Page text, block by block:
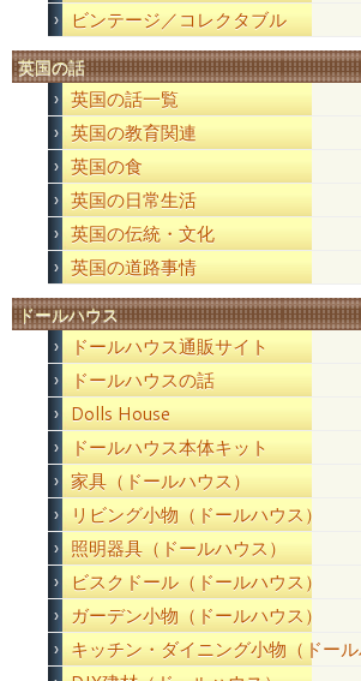
ビンテージ／コレクタブル
英国の話
英国の話一覧
英国の教育関連
英国の食
英国の日常生活
英国の伝統・文化
英国の道路事情
ドールハウス
ドールハウス通販サイト
ドールハウスの話
Dolls House
ドールハウス本体キット
家具（ドールハウス）
リビング小物（ドールハウス）
照明器具（ドールハウス）
ビスクドール（ドールハウス）
ガーデン小物（ドールハウス）
キッチン・ダイニング小物（ドール